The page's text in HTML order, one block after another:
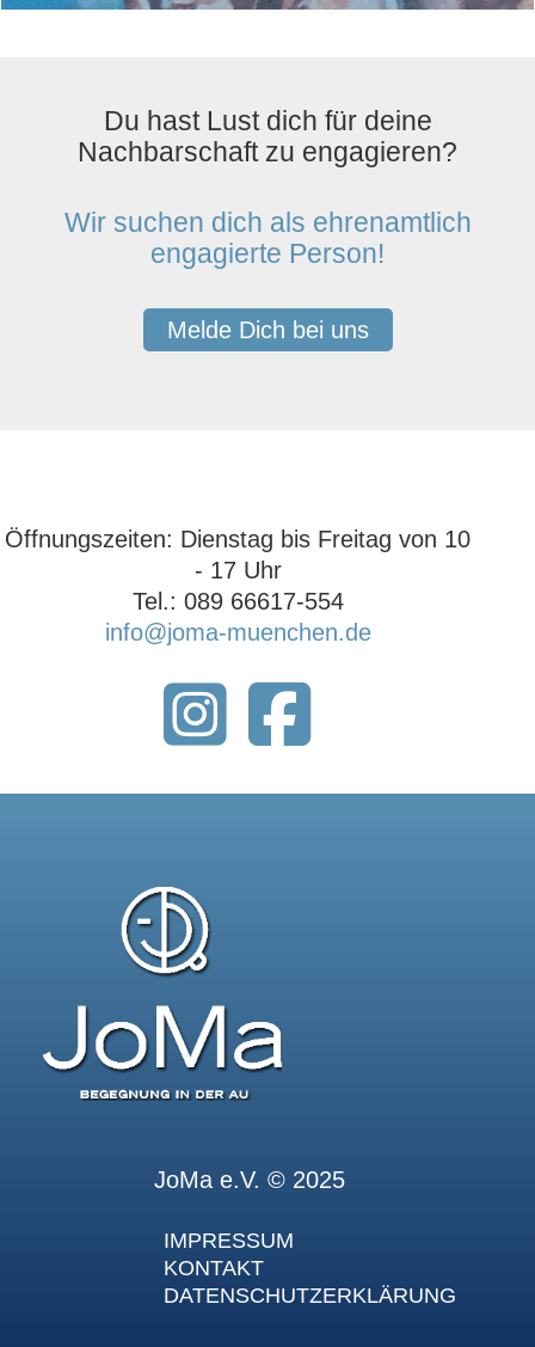
Du hast Lust dich für deine
Nachbarschaft zu engagieren?
Wir suchen dich als ehrenamtlich
engagierte Person!
Melde Dich bei uns
Öffnungszeiten: ‍Dienstag bis Freitag von 10
- 17 Uhr‍
Tel.: 089 66617-554
info@joma-muenchen.de
JoMa e.V. © 2025
IMPRESSUM
KONTAKT
DATENSCHUTZERKLÄRUNG